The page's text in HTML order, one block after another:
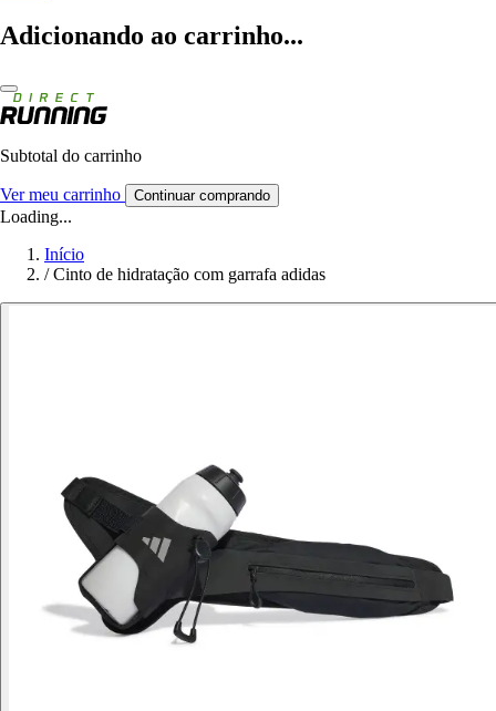
Adicionando ao carrinho...
Subtotal do carrinho
Ver meu carrinho Continuar comprando
Loading...
Início
/ Cinto de hidratação com garrafa adidas